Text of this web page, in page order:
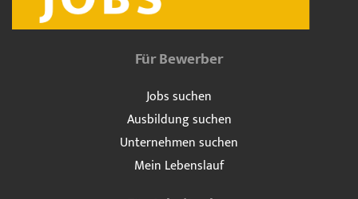
Für Bewerber
Jobs suchen
Ausbildung suchen
Unternehmen suchen
Mein Lebenslauf